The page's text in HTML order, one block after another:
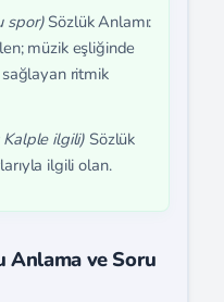
spor)Sözlük Anlamı:
müzik eşliğinde
ritmik
Kalple ilgili) Sözlük
ilgili olan.
Anlama ve Soru